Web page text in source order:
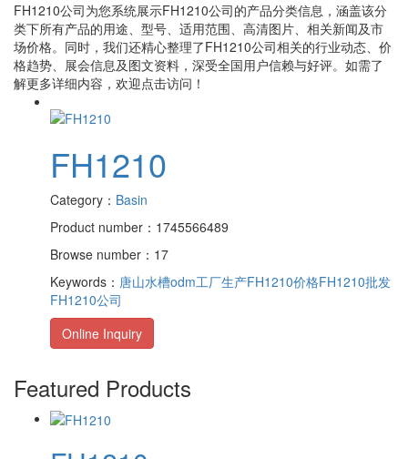
FH1210公司为您系统展示FH1210公司的产品分类信息，涵盖该分
类下所有产品的用途、型号、适用范围、高清图片、相关新闻及市
场价格。同时，我们还精心整理了FH1210公司相关的行业动态、价
格趋势、展会信息及图文资料，深受全国用户信赖与好评。如需了
解更多详细内容，欢迎点击访问！
FH1210
Category： Basin
Product number：1745566489
Browse number：17
Keywords： 唐山水槽odm工厂生产FH1210价格FH1210批发
FH1210公司
Online Inquiry
Featured Products